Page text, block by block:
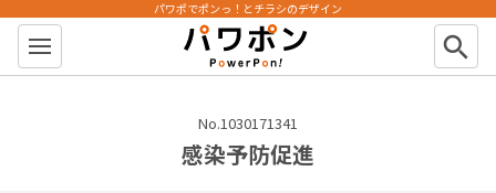
パワポン
パワポでポンっ！とチラシのデザイン
search
No.1030171341
感染予防促進